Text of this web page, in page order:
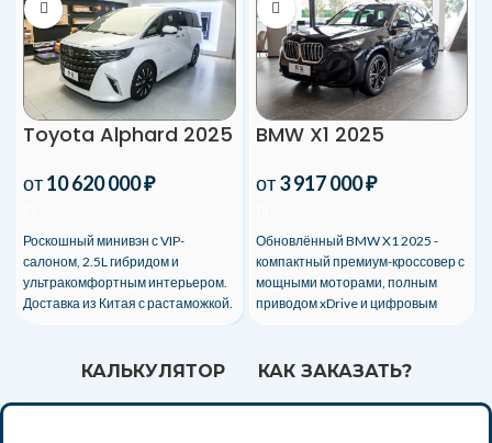
Toyota Alphard 2025
от10 620 000₽
Роскошный минивэн с VIP-
салоном, 2.5L гибридом и
ультракомфортным интерьером.
Доставка из Китая с растаможкой.
BMW X1 2025
от3 917 000₽
Обновлённый BMW X1 2025 -
компактный премиум-кроссовер с
мощными моторами, полным
приводом xDrive и цифровым
КАЛЬКУЛЯТОР КАК ЗАКАЗАТЬ?